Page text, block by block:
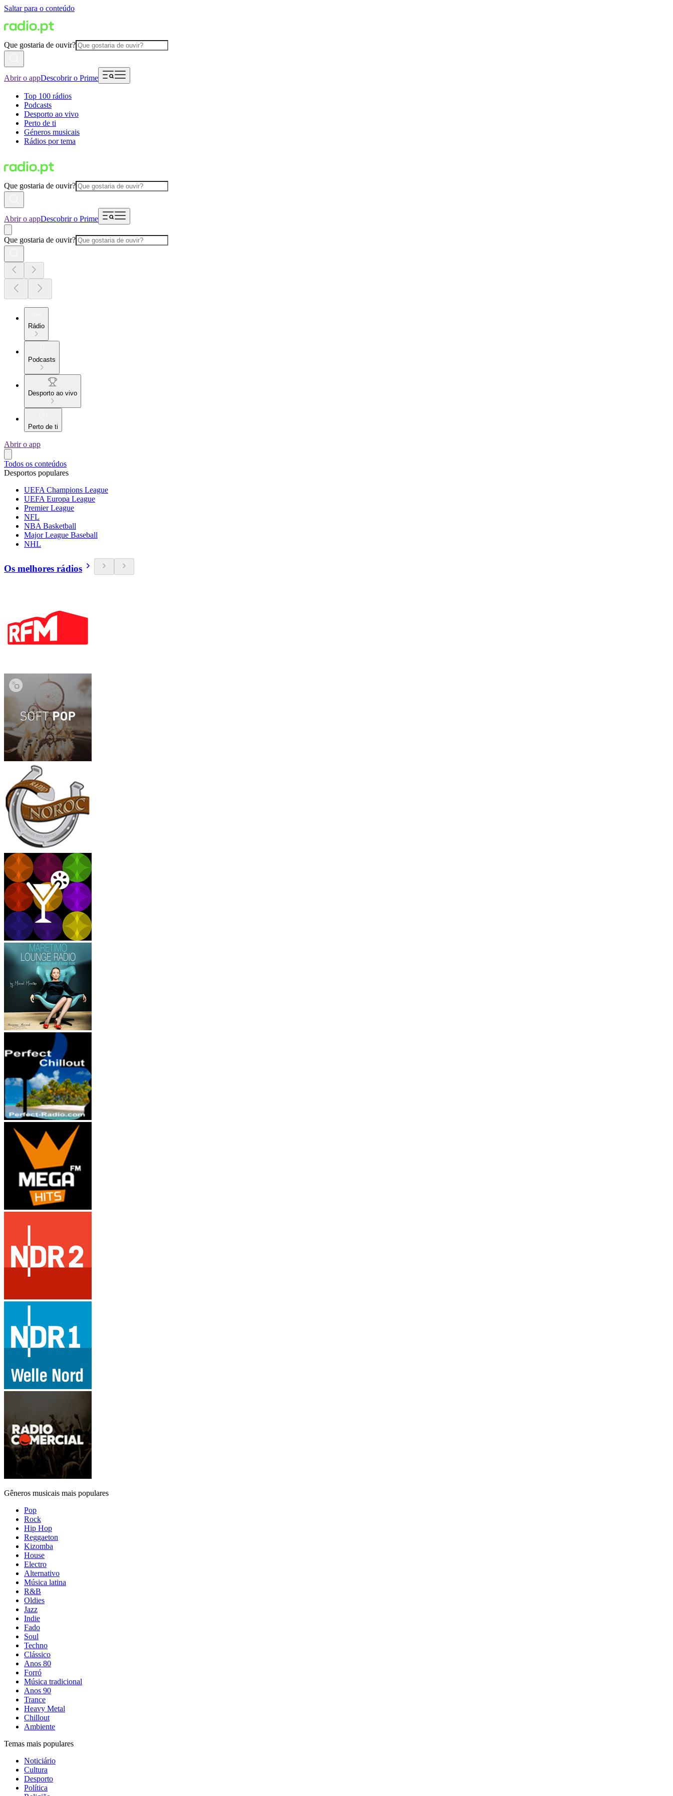
Saltar para o conteúdo
Que gostaria de ouvir?
Abrir o appDescobrir o Prime
Top 100 rádios
Podcasts
Desporto ao vivo
Perto de ti
Géneros musicais
Rádios por tema
Que gostaria de ouvir?
Abrir o appDescobrir o Prime
Que gostaria de ouvir?
Rádio
Podcasts
Desporto ao vivo
Perto de ti
Abrir o app
Todos os conteúdos
Desportos populares
UEFA Champions League
UEFA Europa League
Premier League
NFL
NBA Basketball
Major League Baseball
NHL
Os melhores rádios
Gêneros musicais mais populares
Pop
Rock
Hip Hop
Reggaeton
Kizomba
House
Electro
Alternativo
Música latina
R&B
Oldies
Jazz
Indie
Fado
Soul
Techno
Clássico
Anos 80
Forró
Música tradicional
Anos 90
Trance
Heavy Metal
Chillout
Ambiente
Temas mais populares
Noticiário
Cultura
Desporto
Política